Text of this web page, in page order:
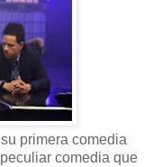
primera comedia
comedia que